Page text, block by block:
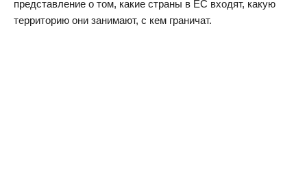
представление о том, какие страны в ЕС входят, какую
территорию они занимают, с кем граничат.